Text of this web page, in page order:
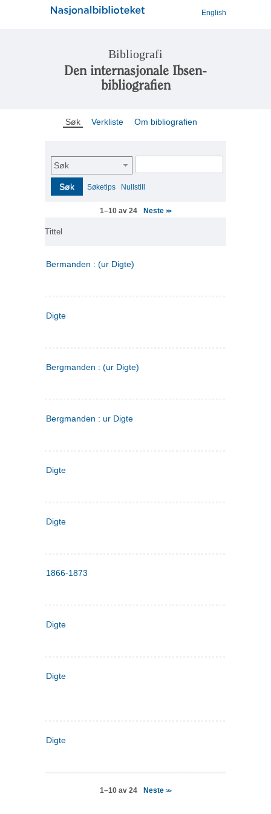
English
Bibliografi
Den internasjonale Ibsen-
bibliografien
Søk Verkliste Om bibliografien
Søk
Søk Søketips Nullstill
1–10 av 24 Neste>>
Tittel
Bermanden : (ur Digte)
Digte
Bergmanden : (ur Digte)
Bergmanden : ur Digte
Digte
Digte
1866-1873
Digte
Digte
Digte
1–10 av 24 Neste>>